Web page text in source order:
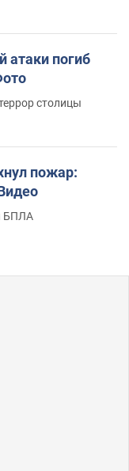
атаки погиб
столицы
пожар:
БПЛА